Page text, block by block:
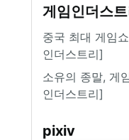
게임인더스
중국 최대 게임
인더스트리]
소유의 종말, 게
인더스트리]
pixiv